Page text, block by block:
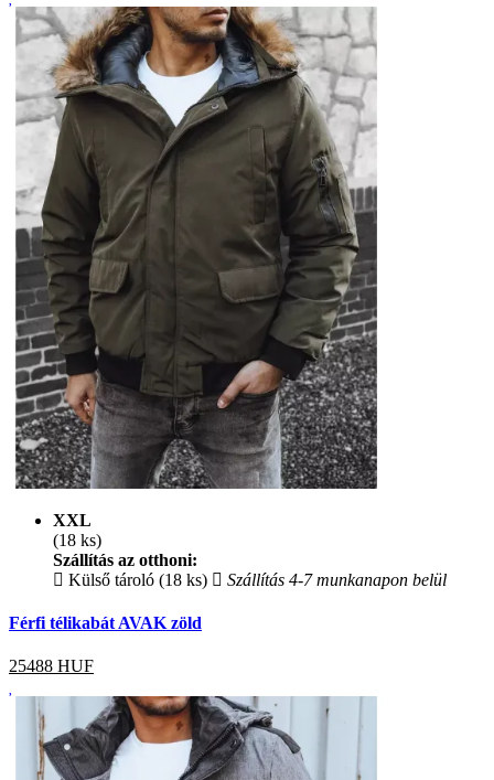
XXL
(18 ks)
Szállítás az otthoni:
Külső tároló (18 ks)
Szállítás 4-7 munkanapon belül
Férfi télikabát AVAK zöld
25488 HUF